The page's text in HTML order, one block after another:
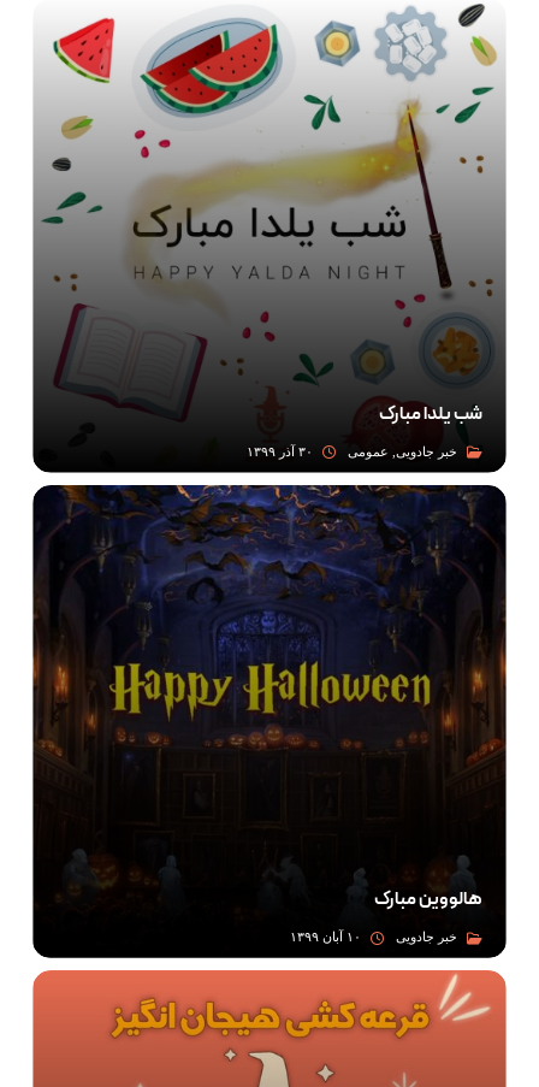
شب یلدا مبارک
۳۰ آذر ۱۳۹۹ خبر جادویی, عمومی
هالووین مبارک
۱۰ آبان ۱۳۹۹ خبر جادویی